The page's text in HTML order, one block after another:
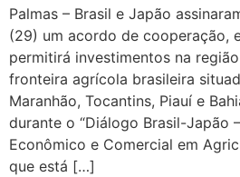
Palmas – Brasil e Japão
(29) um acordo de cooperação,
permitirá investimentos na
fronteira agrícola brasileira
Maranhão, Tocantins, Piauí e
durante o “Diálogo Brasil-Japão
Econômico e Comercial em
que está […]